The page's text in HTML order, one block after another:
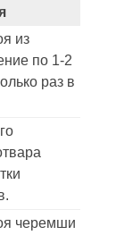
из
по 1-2
раз в
черемши